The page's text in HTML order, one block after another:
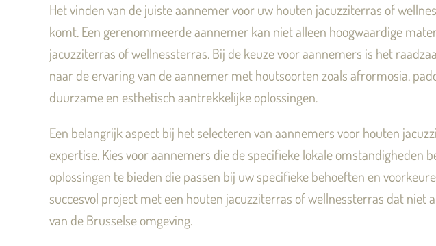
Het vinden van de juiste aannemer voor uw houten jacuzziterras of
komt. Een gerenommeerde aannemer kan niet alleen hoogwaardige
jacuzziterras of wellnessterras. Bij de keuze voor aannemers is het
naar de ervaring van de aannemer met houtsoorten zoals afrormosia,
duurzame en esthetisch aantrekkelijke oplossingen.
Een belangrijk aspect bij het selecteren van aannemers voor houten
expertise. Kies voor aannemers die de specifieke lokale
oplossingen te bieden die passen bij uw specifieke behoeften en
succesvol project met een houten jacuzziterras of wellnessterras dat
van de Brusselse omgeving.